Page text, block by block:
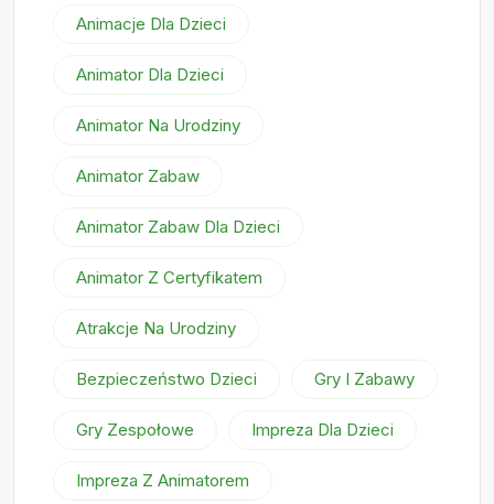
Animacje Dla Dzieci
Animator Dla Dzieci
Animator Na Urodziny
Animator Zabaw
Animator Zabaw Dla Dzieci
Animator Z Certyfikatem
Atrakcje Na Urodziny
Bezpieczeństwo Dzieci Gry I Zabawy
Gry Zespołowe Impreza Dla Dzieci
Impreza Z Animatorem